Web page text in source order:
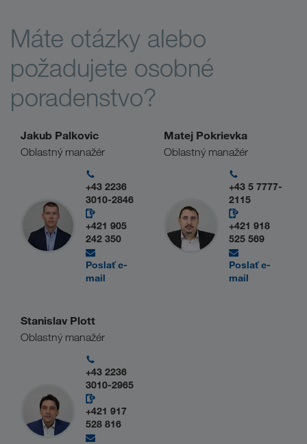
Máte otázky alebo
požadujete osobné
poradenstvo?
Jakub Palkovic
Oblastný manažér
+43 2236
3010-2846
+421 905
242 350
Poslať e-
mail
Matej Pokrievka
Oblastný manažér
+43 5 7777-
2115
+421 918
525 569
Poslať e-
mail
Stanislav Plott
Oblastný manažér
+43 2236
3010-2965
+421 917
528 816